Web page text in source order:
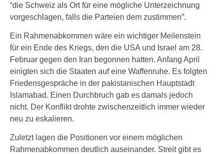
“die Schweiz als Ort für eine mögliche Unterzeichnung
vorgeschlagen, falls die Parteien dem zustimmen”.
Ein Rahmenabkommen wäre ein wichtiger Meilenstein
für ein Ende des Kriegs, den die USA und Israel am 28.
Februar gegen den Iran begonnen hatten. Anfang April
einigten sich die Staaten auf eine Waffenruhe. Es folgten
Friedensgespräche in der pakistanischen Hauptstadt
Islamabad. Einen Durchbruch gab es damals jedoch
nicht. Der Konflikt drohte zwischenzeitlich immer wieder
neu zu eskalieren.
Zuletzt lagen die Positionen vor einem möglichen
Rahmenabkommen deutlich auseinander. Streit gibt es